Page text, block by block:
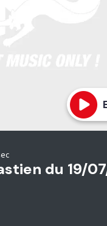
du 19/